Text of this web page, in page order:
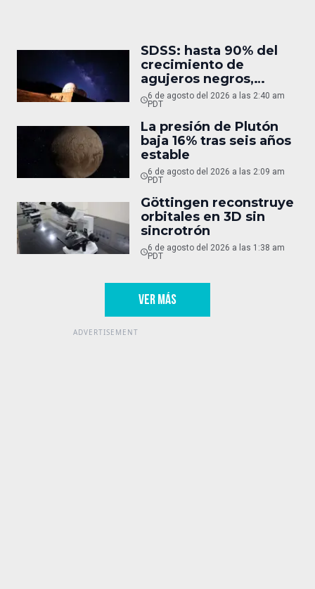
SDSS: hasta 90% del
crecimiento de
agujeros negros,
oculto
6 de agosto del 2026 a las 2:40 am
PDT
La presión de Plutón
baja 16% tras seis años
estable
6 de agosto del 2026 a las 2:09 am
PDT
Göttingen reconstruye
orbitales en 3D sin
sincrotrón
6 de agosto del 2026 a las 1:38 am
PDT
VER MÁS